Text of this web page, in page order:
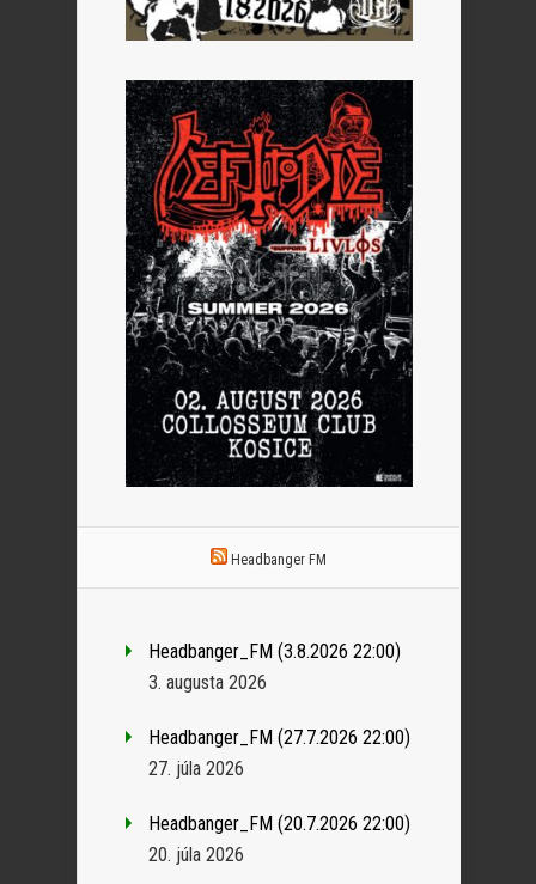
Headbanger FM
Headbanger_FM (3.8.2026 22:00)
3. augusta 2026
Headbanger_FM (27.7.2026 22:00)
27. júla 2026
Headbanger_FM (20.7.2026 22:00)
20. júla 2026